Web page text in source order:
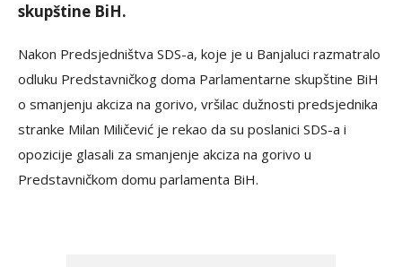
skupštine BiH.
Nakon Predsjedništva SDS-a, koje je u Banjaluci razmatralo
odluku Predstavničkog doma Parlamentarne skupštine BiH
o smanjenju akciza na gorivo, vršilac dužnosti predsjednika
stranke Milan Miličević je rekao da su poslanici SDS-a i
opozicije glasali za smanjenje akciza na gorivo u
Predstavničkom domu parlamenta BiH.